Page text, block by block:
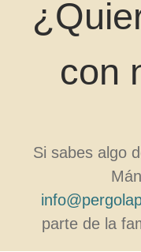
con
Si sabes algo
parte de la